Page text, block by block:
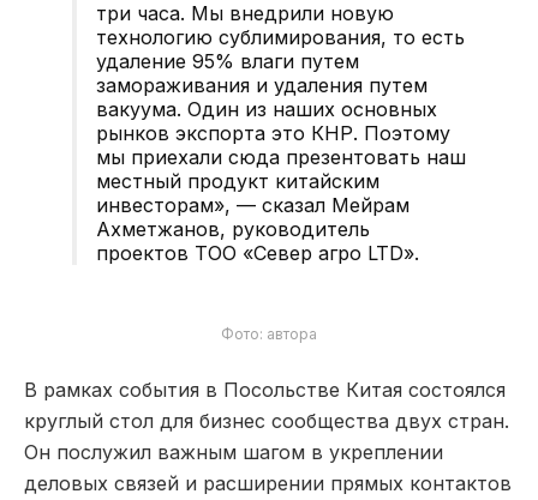
три часа. Мы внедрили новую
технологию сублимирования, то есть
удаление 95% влаги путем
замораживания и удаления путем
вакуума. Один из наших основных
рынков экспорта это КНР. Поэтому
мы приехали сюда презентовать наш
местный продукт китайским
инвесторам», — сказал Мейрам
Ахметжанов, руководитель
проектов ТОО «Север агро LTD».
Фото: автора
В рамках события в Посольстве Китая состоялся
круглый стол для бизнес сообщества двух стран.
Он послужил важным шагом в укреплении
деловых связей и расширении прямых контактов